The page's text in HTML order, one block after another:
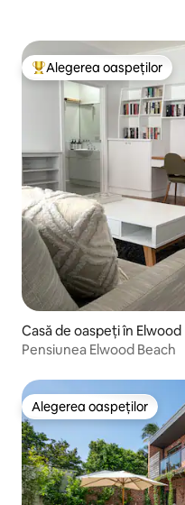
Locuință din topul
Alegerea oaspeților
Casă de oaspeți în Elwood
Pensiunea Elwood Beach
Alegerea oaspeților
Alegerea oaspeților